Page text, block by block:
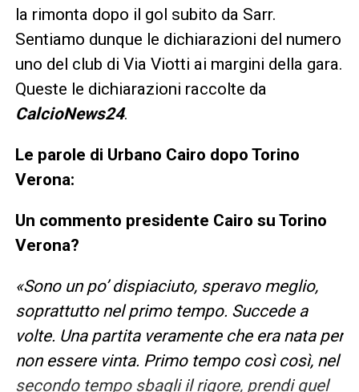
la rimonta dopo il gol subito da Sarr.
Sentiamo dunque le dichiarazioni del numero
uno del club di Via Viotti ai margini della gara.
Queste le dichiarazioni raccolte da
CalcioNews24.
Le parole di Urbano Cairo dopo Torino
Verona:
Un commento presidente Cairo su Torino
Verona?
«Sono un po’ dispiaciuto, speravo meglio,
soprattutto nel primo tempo. Succede a
volte. Una partita veramente che era nata per
non essere vinta. Primo tempo così così, nel
secondo tempo sbagli il rigore, prendi quel